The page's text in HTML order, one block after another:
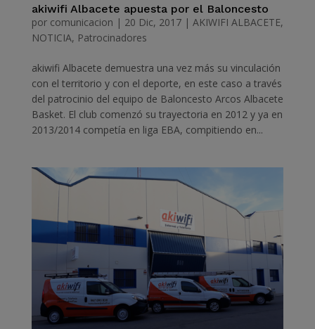
akiwifi Albacete apuesta por el Baloncesto
por comunicacion | 20 Dic, 2017| AKIWIFI ALBACETE,
NOTICIA, Patrocinadores
akiwifi Albacete demuestra una vez más su vinculación
con el territorio y con el deporte, en este caso a través
del patrocinio del equipo de Baloncesto Arcos Albacete
Basket. El club comenzó su trayectoria en 2012 y ya en
2013/2014 competía en liga EBA, compitiendo en...